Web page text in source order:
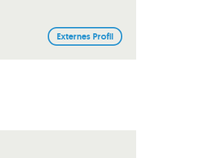
Externes Profil